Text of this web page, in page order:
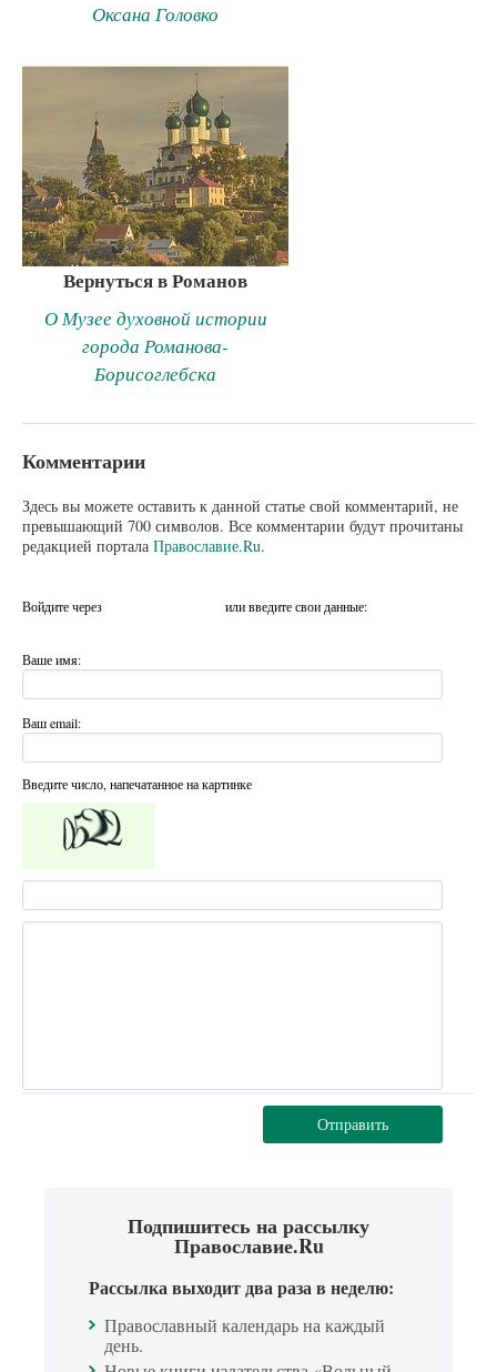
Оксана Головко
Вернуться в Романов
О Музее духовной истории
города Романова-
Борисоглебска
Комментарии
Здесь вы можете оставить к данной статье свой комментарий, не
превышающий 700 символов. Все комментарии будут прочитаны
редакцией портала Православие.Ru.
Войдите через или введите свои данные:
Ваше имя:
Ваш email:
Введите число, напечатанное на картинке
Отправить
Подпишитесь на рассылку
Православие.Ru
Рассылка выходит два раза в неделю:
Православный календарь на каждый
день.